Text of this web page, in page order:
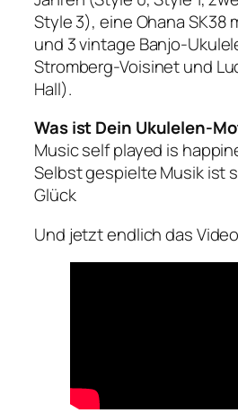
Style 3), eine Ohana SK38
und 3 vintage Banjo-
Stromberg-Voisinet und
Hall).
Was ist Dein Ukulelen-
Music self played is
Selbst gespielte Musik ist
Glück
Und jetzt endlich das